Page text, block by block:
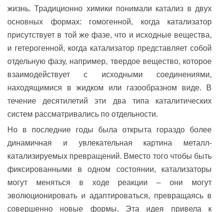
жизнь. Традиционно химики понимали катализ в двух
основных формах: гомогенной, когда катализатор
присутствует в той же фазе, что и исходные вещества,
и гетерогенной, когда катализатор представляет собой
отдельную фазу, например, твердое вещество, которое
взаимодействует с исходными соединениями,
находящимися в жидком или газообразном виде. В
течение десятилетий эти два типа каталитических
систем рассматривались по отдельности.
Но в последние годы была открыта гораздо более
динамичная и увлекательная картина металл-
катализируемых превращений. Вместо того чтобы быть
фиксированными в одном состоянии, катализаторы
могут меняться в ходе реакции – они могут
эволюционировать и адаптироваться, превращаясь в
совершенно новые формы. Эта идея привела к